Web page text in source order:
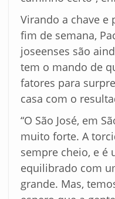
Virando a chave e
fim de semana,
joseenses são
tem o mando de
fatores para
casa com o
“O São José, em
muito forte. A
sempre cheio, e é
equilibrado com
grande. Mas,